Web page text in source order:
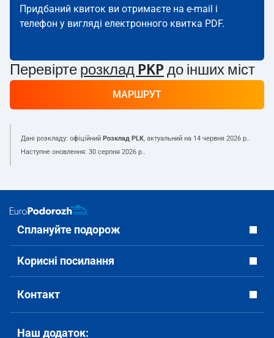
Придбаний квиток ви отримаєте на e-mail і
телефон у вигляді електронного квитка PDF.
Перевірте розклад PKP до інших міст
МАРШРУТ
Дані розкладу: офіційний Розклад PLK, актуальний на 14 червня 2026 р..
Наступне оновлення: 30 серпня 2026 р..
Сплануйте подорож
Корисні посилання
Контакт
Наш додаток: